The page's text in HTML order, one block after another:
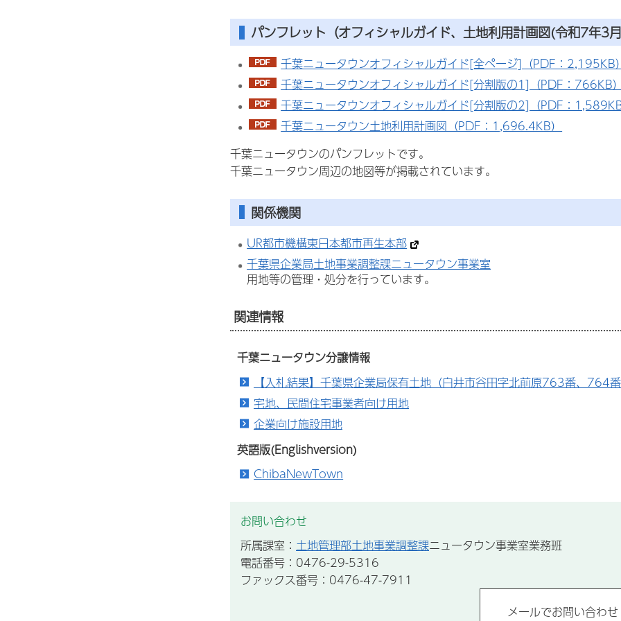
パンフレット （オフィシャルガイド、土地利用計画図(令和7年3月
千葉ニュータウンオフィシャルガイド[全ページ]（PDF：2,195KB）
千葉ニュータウンオフィシャルガイド[分割版の1]（PDF：766KB）
千葉ニュータウンオフィシャルガイド[分割版の2]（PDF：1,589KB
千葉ニュータウン土地利用計画図（PDF：1,696.4KB）
千葉ニュータウンのパンフレットです。
千葉ニュータウン周辺の地図等が掲載されています。
関係機関
UR都市機構東日本都市再生本部
千葉県企業局土地事業調整課ニュータウン事業室
用地等の管理・処分を行っています。
関連情報
千葉ニュータウン分譲情報
【入札結果】千葉県企業局保有土地（白井市谷田字北前原763番、764
宅地、民間住宅事業者向け用地
企業向け施設用地
英語版(Englishversion)
ChibaNewTown
お問い合わせ
所属課室： 土地管理部土地事業調整課ニュータウン事業室業務班
電話番号：0476-29-5316
ファックス番号：0476-47-7911